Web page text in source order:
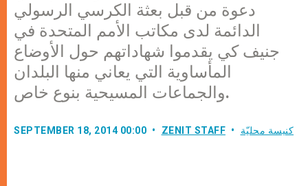
دعوة من قبل بعثة الكرسي الرسولي
الدائمة لدى مكاتب الأمم المتحدة في
جنيف كي يقدموا شهاداتهم حول الأوضاع
المأساوية التي يعاني منها البلدان
والجماعات المسيحية بنوع خاص.
SEPTEMBER 18, 2014 00:00 ZENIT STAFF كنيسة محليّة